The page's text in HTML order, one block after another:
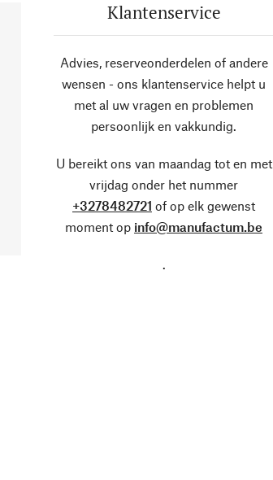
Klantenservice
Advies, reserveonderdelen of andere
wensen - ons klantenservice helpt u
met al uw vragen en problemen
persoonlijk en vakkundig.
U bereikt ons van maandag tot en met
vrijdag onder het nummer
+3278482721 of op elk gewenst
moment op info@manufactum.be
.